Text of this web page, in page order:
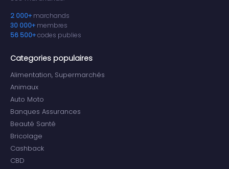
2 000+ marchands
30 000+ membres
56 500+codes publies
Categories populaires
Alimentation, Supermarchés
Animaux
Auto Moto
Banques Assurances
Beauté Santé
Bricolage
Cashback
CBD